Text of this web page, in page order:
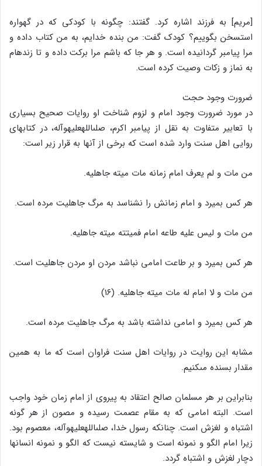
[مریم] به فرزند اشاره کرد. گفتند: چگونه با کودکى که در گهواره
است‏سخن بگوییم؟ کودک گفت: من بنده خدایم، به من کتاب داده و
مرا پیامبر گردانیده است. و هر جا که باشم مرا برکت داده و تا زنده‏ام
به نماز و زکات وصیت کرده است.
ضرورت وجود حجت
در مورد ضرورت وجود امام و لزوم شناخت او روایات صحیح بسیارى
با تعابیر متفاوت به نقل از پیامبر اکرم، صلى‏الله‏علیه‏وآله، در کتابهاى
روایى اهل سنت وارد شده است که برخى از آنها به قرار زیر است:
من مات و لم یعرف امام زمانه مات میته جاهلیه.
هر کس بمیرد و امام زمانش را نشناسد به مرگ جاهلیت مرده است.
من مات و لیس علیه طاعه امام فمیتته میته جاهلیه.
هر کس بمیرد و بر طاعت امامى نباشد مردن او مردن جاهلیت است.
من مات و لا امام له مات میته جاهلیه. (۱۶)
هر کس بمیرد و امامى نداشته باشد به مرگ جاهلیت مرده است.
مشابه این روایت در روایات اهل سنت فراوان است که ما به همین
مقدار بسنده مى‏کنیم.
بنابراین بر هر مسلمان صالح اعتقاد به پیروى از امام زمان خود واجب
است. البته امامى که به مقام عصمت رسیده و مصون از هر گونه
اشتباه و لغزش است. چنانکه رسول خدا، صلى‏الله‏علیه‏وآله، معصوم بود.
زیرا امام الگو و نمونه است و شایسته نیست که الگو و نمونه انسانها
دچار لغزش و اشتباه گردد.